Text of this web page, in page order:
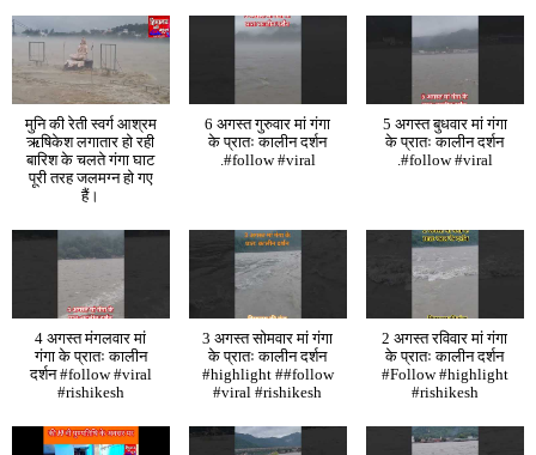
मुनि की रेती स्वर्ग आश्रम
ऋषिकेश लगातार हो रही
बारिश के चलते गंगा घाट
पूरी तरह जलमग्न हो गए
हैं।
6 अगस्त गुरुवार मां गंगा
के प्रातः कालीन दर्शन
.#follow #viral
5 अगस्त बुधवार मां गंगा
के प्रातः कालीन दर्शन
.#follow #viral
4 अगस्त मंगलवार मां
गंगा के प्रातः कालीन
दर्शन #follow #viral
#rishikesh
3 अगस्त सोमवार मां गंगा
के प्रातः कालीन दर्शन
#highlight ##follow
#viral #rishikesh
2 अगस्त रविवार मां गंगा
के प्रातः कालीन दर्शन
#Follow #highlight
#rishikesh